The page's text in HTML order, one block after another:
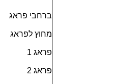
ברחבי פראג
מחוץ לפראג
פראג 1
פראג 2